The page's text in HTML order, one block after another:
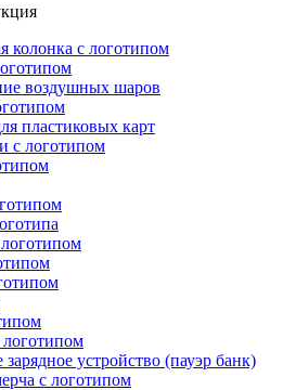
колонка с логотипом
воздушных шаров
пластиковых карт
с логотипом
устройство (пауэр банк)
с логотипом